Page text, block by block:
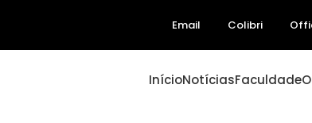
Email Colibri
InícioNotíciasFaculdade